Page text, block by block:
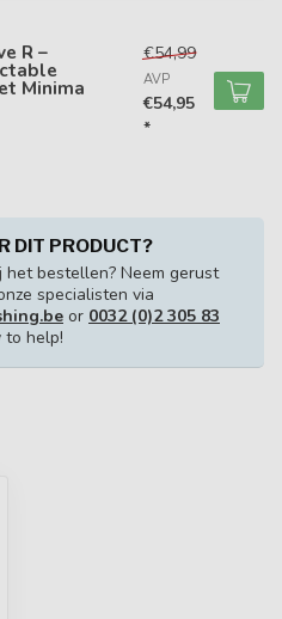
R –
Minima
€54,99
AVP
€54,95
*
DIT PRODUCT?
het bestellen? Neem gerust
specialisten via
or 0032 (0)2 305 83
to help!